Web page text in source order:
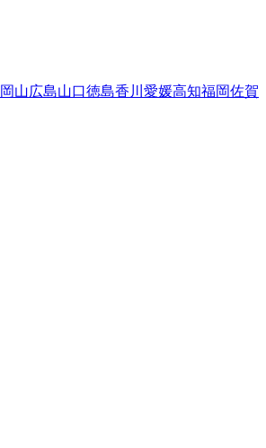
岡山広島山口徳島香川 愛媛高知福岡佐賀